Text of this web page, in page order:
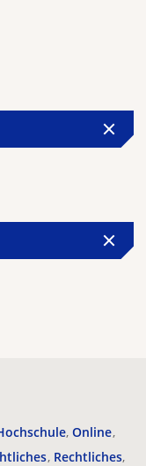
Online
Rechtliches